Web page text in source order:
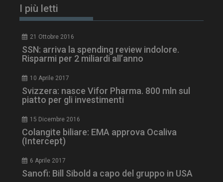
I più letti
21 Ottobre 2016
SSN: arriva la spending review indolore.
Risparmi per 2 miliardi all’anno
10 Aprile 2017
Svizzera: nasce Vifor Pharma. 800 mln sul
piatto per gli investimenti
15 Dicembre 2016
Colangite biliare: EMA approva Ocaliva
(Intercept)
6 Aprile 2017
Sanofi: Bill Sibold a capo del gruppo in USA